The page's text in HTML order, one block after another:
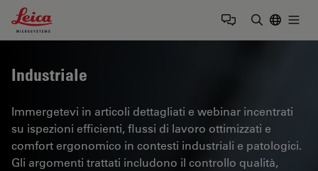
Leica Microsystems Logo
Industriale
Immergetevi in articoli dettagliati e webinar incentrati
su ispezioni efficienti, flussi di lavoro ottimizzati e
comfort ergonomico in contesti industriali e patologici.
Gli argomenti trattati includono il controllo qualità,